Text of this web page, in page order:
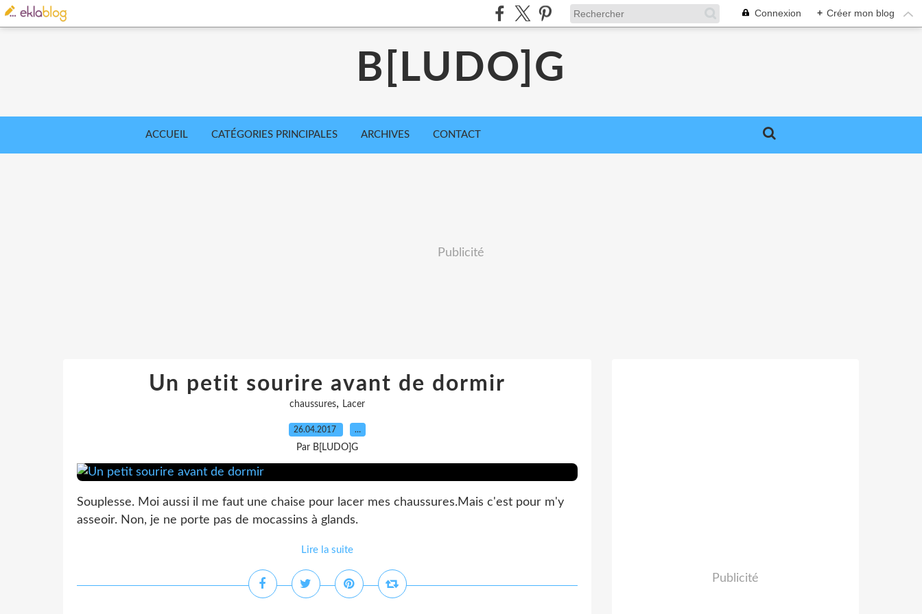
Connexion + Créer mon blog
B[LUDO]G
ACCUEIL CATÉGORIES PRINCIPALES ARCHIVES CONTACT
Publicité
Un petit sourire avant de dormir
chaussures, Lacer
26.04.2017 …
Par B[LUDO]G
Souplesse. Moi aussi il me faut une chaise pour lacer mes chaussures.Mais c'est pour m'y
asseoir. Non, je ne porte pas de mocassins à glands.
Lire la suite
Publicité